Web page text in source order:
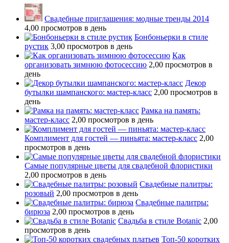
Свадебные приглашения: модные тренды 2014
4,00 просмотров в день
Бонбоньерки в стиле
рустик 3,00 просмотров в день
Как
организовать зимнюю фотосессию 2,00 просмотров в
день
Декор
бутылки шампанского: мастер-класс 2,00 просмотров в
день
Рамка на память:
мастер-класс 2,00 просмотров в день
Комплимент для гостей — пиньята: мастер-класс 2,00
просмотров в день
Самые популярные цветы для свадебной флористики
2,00 просмотров в день
Свадебные палитры:
розовый 2,00 просмотров в день
Свадебные палитры:
бирюза 2,00 просмотров в день
Свадьба в стиле Botanic 2,00
просмотров в день
Топ-50 коротких